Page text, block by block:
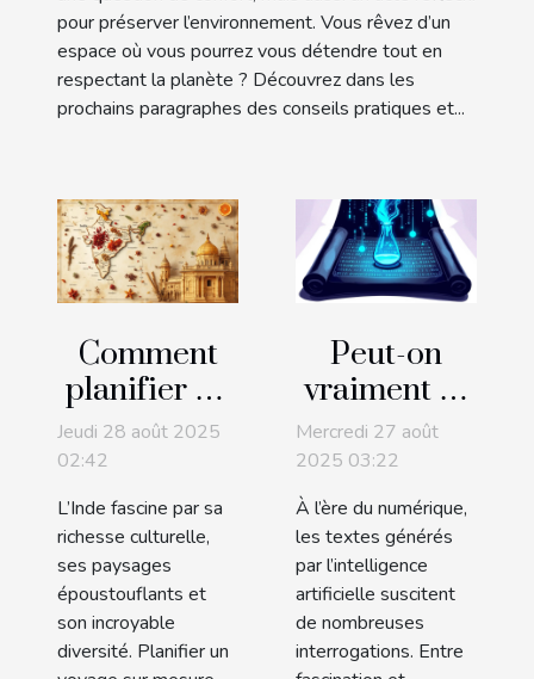
pour préserver l’environnement. Vous rêvez d’un
espace où vous pourrez vous détendre tout en
respectant la planète ? Découvrez dans les
prochains paragraphes des conseils pratiques et...
Comment
planifier un
voyage sur
mesure en
Inde pour
découvrir
son
authenticité
Jeudi 28 août 2025
02:42
L’Inde fascine par sa
richesse culturelle,
ses paysages
époustouflants et
son incroyable
diversité. Planifier un
Peut-on
vraiment se
fier aux
textes
générés par
l'IA ?
Mercredi 27 août
2025 03:22
À l’ère du numérique,
les textes générés
par l’intelligence
artificielle suscitent
de nombreuses
interrogations. Entre